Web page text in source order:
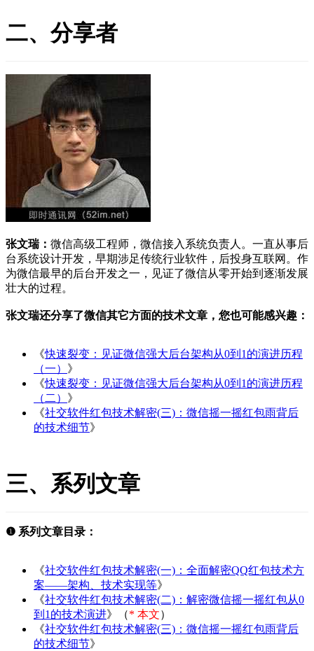
二、分享者
张文瑞： 微信高级工程师，微信接入系统负责人。一直从事后
台系统设计开发，早期涉足传统行业软件，后投身互联网。作
为微信最早的后台开发之一，见证了微信从零开始到逐渐发展
壮大的过程。
张文瑞还分享了微信其它方面的技术文章，您也可能感兴趣：
《快速裂变：见证微信强大后台架构从0到1的演进历程
（一） 》
《快速裂变：见证微信强大后台架构从0到1的演进历程
（二） 》
《社交软件红包技术解密(三)：微信摇一摇红包雨背后
的技术细节》
三、系列文章
❶ 系列文章目录：
《社交软件红包技术解密(一)：全面解密QQ红包技术方
案——架构、技术实现等》
《社交软件红包技术解密(二)：解密微信摇一摇红包从0
到1的技术演进》（* 本文）
《社交软件红包技术解密(三)：微信摇一摇红包雨背后
的技术细节》